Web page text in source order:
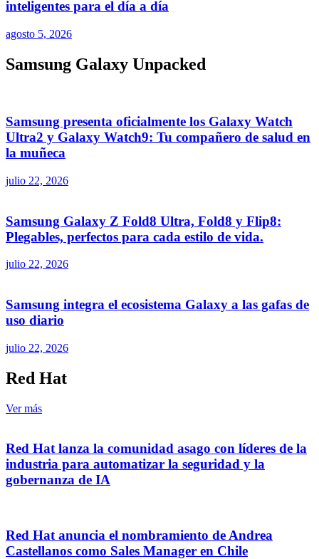
inteligentes para el día a día
agosto 5, 2026
Samsung Galaxy Unpacked
Samsung presenta oficialmente los Galaxy Watch
Ultra2 y Galaxy Watch9: Tu compañero de salud en
la muñeca
julio 22, 2026
Samsung Galaxy Z Fold8 Ultra, Fold8 y Flip8:
Plegables, perfectos para cada estilo de vida.
julio 22, 2026
Samsung integra el ecosistema Galaxy a las gafas de
uso diario
julio 22, 2026
Red Hat
Ver más
Red Hat lanza la comunidad asago con líderes de la
industria para automatizar la seguridad y la
gobernanza de IA
Red Hat anuncia el nombramiento de Andrea
Castellanos como Sales Manager en Chile